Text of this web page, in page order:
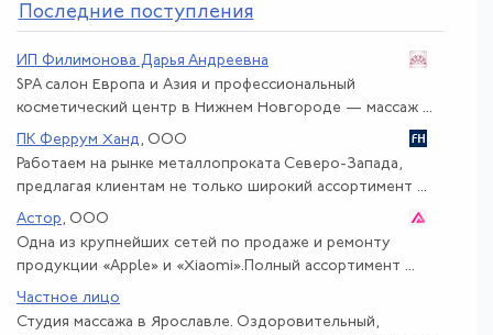
Последние поступления
ИП Филимонова Дарья Андреевна
SPA салон Европа и Азия и профессиональный
косметический центр в Нижнем Новгороде — массаж ...
ПК Феррум Ханд , ООО
Работаем на рынке металлопроката Северо-Запада,
предлагая клиентам не только широкий ассортимент ...
Астор , ООО
Одна из крупнейших сетей по продаже и ремонту
продукции «Apple» и «Xiaomi».Полный ассортимент ...
Частное лицо
Студия массажа в Ярославле. Оздоровительный,